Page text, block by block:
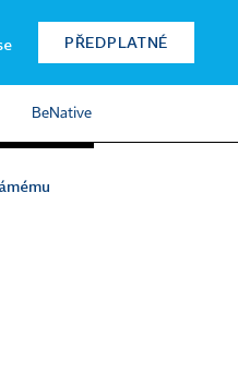
PŘEDPLATNÉ
BeNative